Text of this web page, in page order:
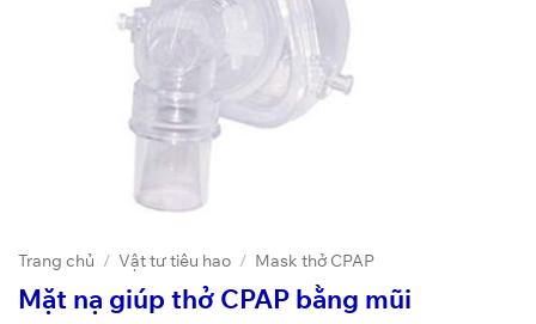
Trang chủ / Vật tư tiêu hao / Mask thở CPAP
Mặt nạ giúp thở CPAP bằng mũi